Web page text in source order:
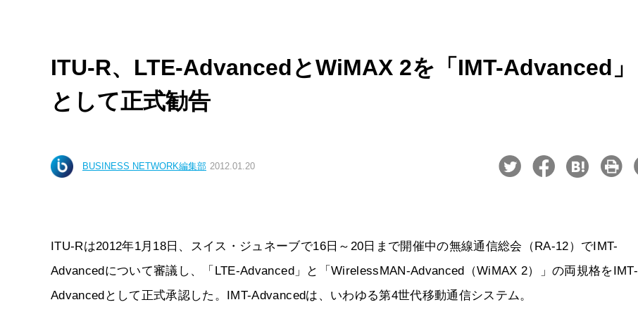
ITU-R、LTE-AdvancedとWiMAX 2を「IMT-Advanced」
として正式勧告
BUSINESS NETWORK編集部 2012.01.20
ITU-Rは2012年1月18日、スイス・ジュネーブで16日～20日まで開催中の無線通信総会（RA-12）でIMT-
Advancedについて審議し、「LTE-Advanced」と「WirelessMAN-Advanced（WiMAX 2）」の両規格をIMT-
Advancedとして正式承認した。IMT-Advancedは、いわゆる第4世代移動通信システム。